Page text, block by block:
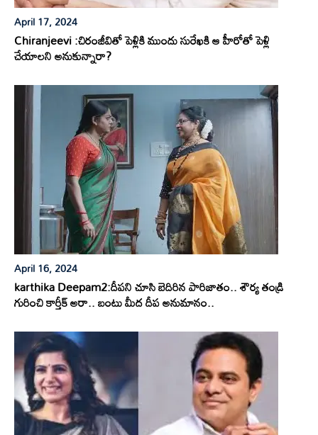
April 17, 2024
Chiranjeevi :చిరంజీవితో పెళ్లికి ముందు సురేఖకి ఆ హీరోతో పెళ్లి
చేయాలని అనుకున్నారా?
April 16, 2024
karthika Deepam2:దీపని చూసి బెదిరిన పారిజాతం.. శౌర్య తండ్రి
గురించి కార్తీక్ అరా.. బంటు మీద దీప అనుమానం..